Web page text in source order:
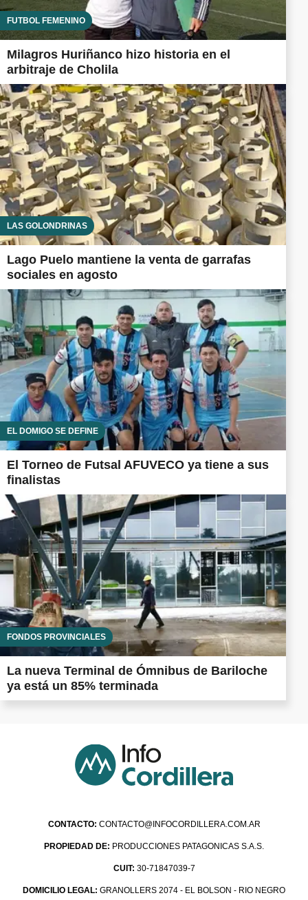
FUTBOL FEMENINO
Milagros Huriñanco hizo historia en el
arbitraje de Cholila
LAS GOLONDRINAS
Lago Puelo mantiene la venta de garrafas
sociales en agosto
EL DOMIGO SE DEFINE
El Torneo de Futsal AFUVECO ya tiene a sus
finalistas
FONDOS PROVINCIALES
La nueva Terminal de Ómnibus de Bariloche
ya está un 85% terminada
CONTACTO: CONTACTO@INFOCORDILLERA.COM.AR
PROPIEDAD DE: PRODUCCIONES PATAGONICAS S.A.S.
CUIT: 30-71847039-7
DOMICILIO LEGAL: GRANOLLERS 2074 - EL BOLSON - RIO NEGRO